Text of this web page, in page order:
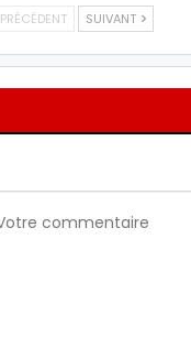
PRÉCÉDENT SUIVANT